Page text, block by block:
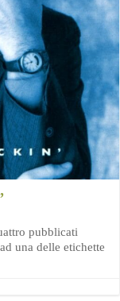
pubblicati
una delle etichette